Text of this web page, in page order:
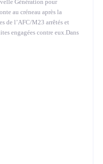
Génération pour
au créneau après la
de l’AFC/M23 arrêtés et
engagées contre eux.Dans